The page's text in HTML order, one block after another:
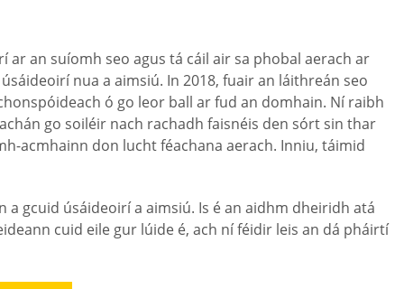
an suíomh seo agus tá cáil air sa phobal aerach ar
nua a aimsiú. In 2018, fuair an láithreán seo
ó go leor ball ar fud an domhain. Ní raibh
go soiléir nach rachadh faisnéis den sórt sin thar
acmhainn don lucht féachana aerach. Inniu, táimid
gcuid úsáideoirí a aimsiú. Is é an aidhm dheiridh atá
cuid eile gur lúide é, ach ní féidir leis an dá pháirtí